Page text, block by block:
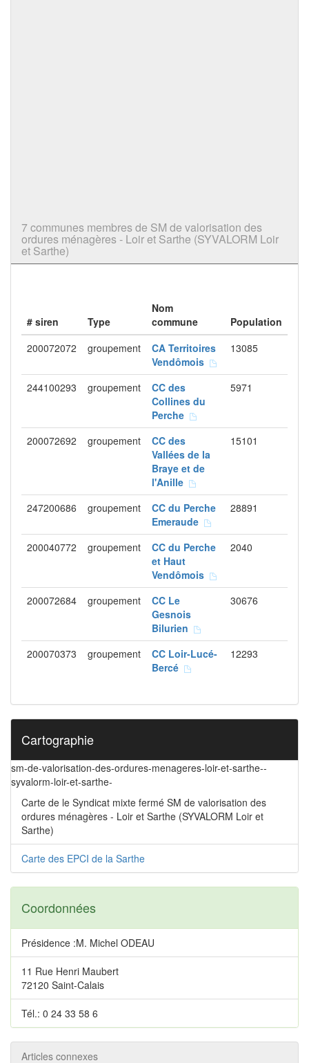
7 communes membres de SM de valorisation des
ordures ménagères - Loir et Sarthe (SYVALORM Loir
et Sarthe)
# siren Type
Nom
commune
Population
200072072
groupement
CA Territoires
Vendômois
13085
244100293 groupement
CC des
Collines du
Perche
5971
200072692 groupement
CC des
Vallées de la
Braye et de
l'Anille
15101
247200686 groupement
CC du Perche
Emeraude
28891
200040772 groupement
CC du Perche
et Haut
Vendômois
2040
200072684 groupement
CC Le
Gesnois
Bilurien
30676
200070373 groupement
CC Loir-Lucé-
Bercé
12293
Cartographie
sm-de-valorisation-des-ordures-menageres-loir-et-sarthe--
syvalorm-loir-et-sarthe-
Carte de le Syndicat mixte fermé SM de valorisation des
ordures ménagères - Loir et Sarthe (SYVALORM Loir et
Sarthe)
Carte des EPCI de la Sarthe
Coordonnées
Présidence :M. Michel ODEAU
11 Rue Henri Maubert
72120 Saint-Calais
Tél.: 0 24 33 58 6
Articles connexes